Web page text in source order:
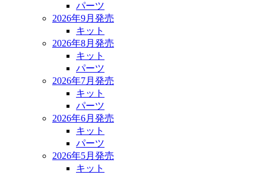
パーツ
2026年9月発売
キット
2026年8月発売
キット
パーツ
2026年7月発売
キット
パーツ
2026年6月発売
キット
パーツ
2026年5月発売
キット